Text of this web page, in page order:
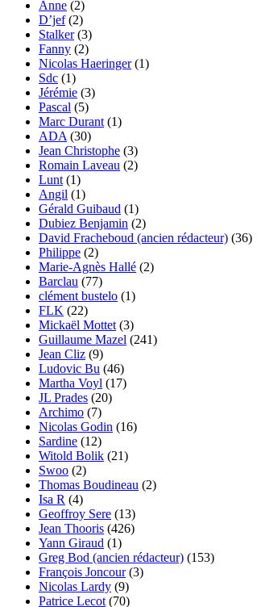
Anne (2)
D’jef(2)
Stalker(3)
Fanny (2)
Nicolas Haeringer(1)
Sdc (1)
Jérémie (3)
Pascal (5)
Marc Durant (1)
ADA (30)
Jean Christophe (3)
Romain Laveau (2)
Lunt (1)
Angil (1)
Gérald Guibaud (1)
Dubiez Benjamin (2)
David Fracheboud (ancien rédacteur) (36)
Philippe (2)
Marie-Agnès Hallé (2)
Barclau (77)
clément bustelo (1)
FLK (22)
Mickaël Mottet (3)
Guillaume Mazel (241)
Jean Cliz (9)
Ludovic Bu (46)
Martha Voyl (17)
JL Prades (20)
Archimo (7)
Nicolas Godin (16)
Sardine (12)
Witold Bolik (21)
Swoo (2)
Thomas Boudineau (2)
Isa R (4)
Geoffroy Sere (13)
Jean Thooris (426)
Yann Giraud (1)
Greg Bod (ancien rédacteur) (153)
François Joncour(3)
Nicolas Lardy (9)
Patrice Lecot (70)